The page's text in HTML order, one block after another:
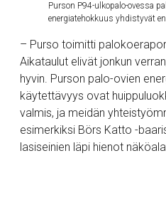
Purson P94-ulkopalo-ovessa
energiatehokkuus yhdistyvät
– Purso toimitti
Aikataulut elivät jonkun
hyvin. Purson palo-ovien
käytettävyys ovat
valmis, ja meidän
esimerkiksi Börs Katto -
lasiseinien läpi hienot